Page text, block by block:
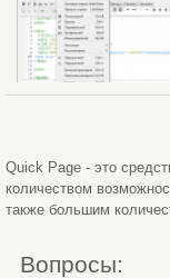
Quick Page - это
количеством
также большим
Вопросы: